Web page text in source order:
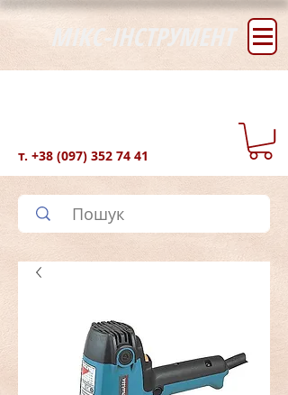
МІКС-ІНСТРУМЕНТ
т. +38 (097) 352 74 41